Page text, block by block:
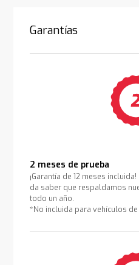
Garantías
2 meses de prueba
¡Garantía de 12 meses
da saber que respaldamos
todo un año.
*No incluida para vehículos